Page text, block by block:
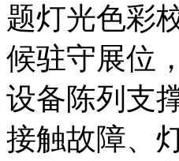
题灯光色彩
候驻守展位
设备陈列支
接触故障、